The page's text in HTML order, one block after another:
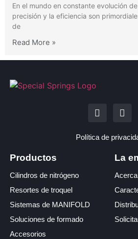
En el mundo en constante evolución
precisión y la eficiencia son
de
Read More »
Política de
Productos
Cilindros de nitrógeno
Resortes de troquel
Sistemas de MANIFOLD
Soluciones de formado
Accesorios
La